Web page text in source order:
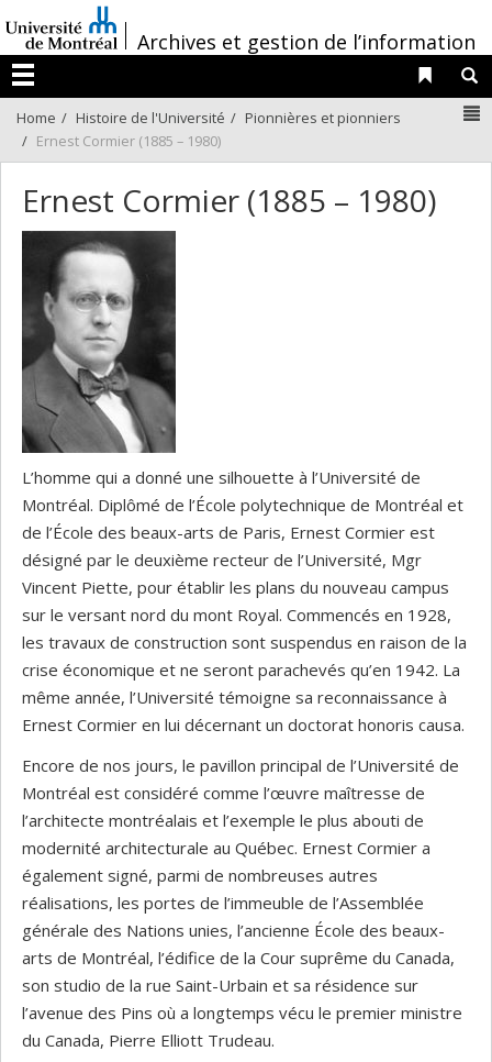
au
contenu
/
Archives et gestion de l’information
Menu
Liens
Home Histoire de l'Université
Pionnières et pionniers
Ernest Cormier (1885 – 1980)
Ernest Cormier (1885 – 1980)
L’homme qui a donné une silhouette à l’Université de
Montréal. Diplômé de l’École polytechnique de Montréal et
de l’École des beaux-arts de Paris, Ernest Cormier est
désigné par le deuxième recteur de l’Université, Mgr
Vincent Piette, pour établir les plans du nouveau campus
sur le versant nord du mont Royal. Commencés en 1928,
les travaux de construction sont suspendus en raison de la
crise économique et ne seront parachevés qu’en 1942. La
même année, l’Université témoigne sa reconnaissance à
Ernest Cormier en lui décernant un doctorat honoris causa.
Encore de nos jours, le pavillon principal de l’Université de
Montréal est considéré comme l’œuvre maîtresse de
l’architecte montréalais et l’exemple le plus abouti de
modernité architecturale au Québec. Ernest Cormier a
également signé, parmi de nombreuses autres
réalisations, les portes de l’immeuble de l’Assemblée
générale des Nations unies, l’ancienne École des beaux-
arts de Montréal, l’édifice de la Cour suprême du Canada,
son studio de la rue Saint-Urbain et sa résidence sur
l’avenue des Pins où a longtemps vécu le premier ministre
du Canada, Pierre Elliott Trudeau.